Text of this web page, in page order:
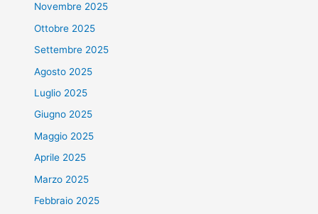
Novembre 2025
Ottobre 2025
Settembre 2025
Agosto 2025
Luglio 2025
Giugno 2025
Maggio 2025
Aprile 2025
Marzo 2025
Febbraio 2025